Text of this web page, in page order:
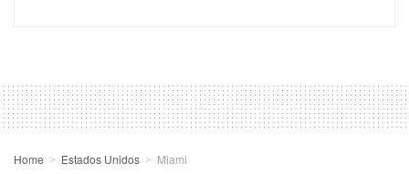
Home Estados Unidos Miami